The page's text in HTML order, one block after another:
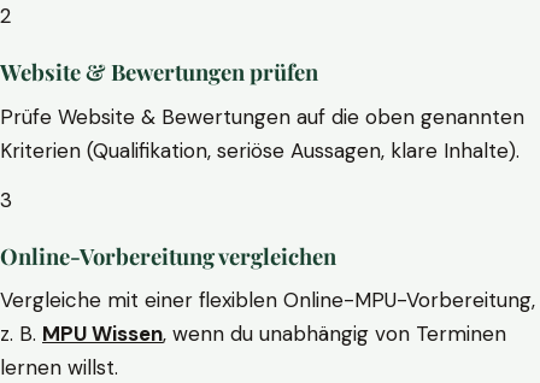
2
Website & Bewertungen prüfen
Prüfe Website & Bewertungen auf die oben genannten
Kriterien (Qualifikation, seriöse Aussagen, klare Inhalte).
3
Online-Vorbereitung vergleichen
Vergleiche mit einer flexiblen Online-MPU-Vorbereitung,
z. B. MPU Wissen, wenn du unabhängig von Terminen
lernen willst.